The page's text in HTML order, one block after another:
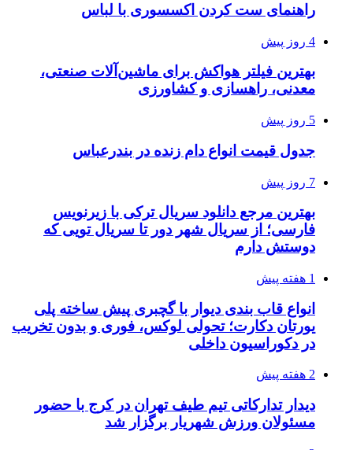
راهنمای ست کردن اکسسوری با لباس
4 روز پیش
بهترین فیلتر هواکش برای ماشین‌آلات صنعتی،
معدنی، راهسازی و کشاورزی
5 روز پیش
جدول قیمت انواع دام زنده در بندرعباس
7 روز پیش
بهترین مرجع دانلود سریال ترکی با زیرنویس
فارسی؛ از سریال شهر دور تا سریال تویی که
دوستش دارم
1 هفته پیش
انواع قاب بندی دیوار با گچبری پیش ساخته پلی
یورتان دکارت؛ تحولی لوکس، فوری و بدون تخریب
در دکوراسیون داخلی
2 هفته پیش
دیدار تدارکاتی تیم طیف تهران در کرج با حضور
مسئولان ورزش شهریار برگزار شد